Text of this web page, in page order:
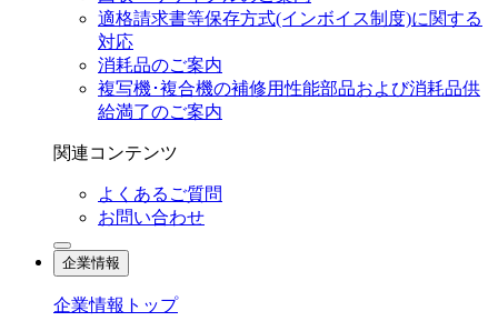
適格請求書等保存方式(インボイス制度)に関する
対応
消耗品のご案内
複写機･複合機の補修用性能部品および消耗品供
給満了のご案内
関連コンテンツ
よくあるご質問
お問い合わせ
企業情報
企業情報トップ